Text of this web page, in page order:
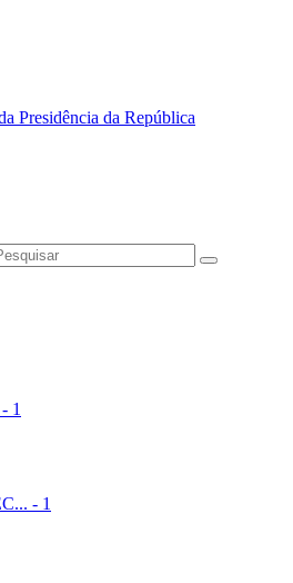
- 1
- 1